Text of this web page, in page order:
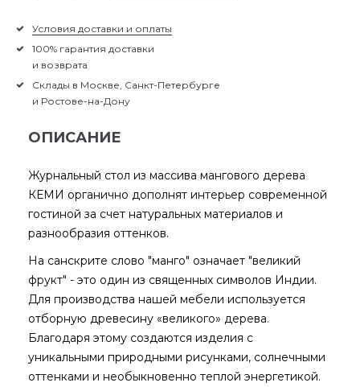
Условия доставки и оплаты
100% гарантия доставки
и возврата
Склады в Москве, Санкт-Петербурге
и Ростове-на-Дону
ОПИСАНИЕ
Журнальный стол из массива мангового дерева
КЕМИ органично дополнят интерьер современной
гостиной за счет натуральных материалов и
разнообразия оттенков.
На санскрите слово "манго" означает "великий
фрукт" - это один из священных символов Индии.
Для производства нашей мебели используется
отборную древесину «великого» дерева.
Благодаря этому создаются изделия с
уникальными природными рисунками, солнечными
оттенками и необыкновенно теплой энергетикой.